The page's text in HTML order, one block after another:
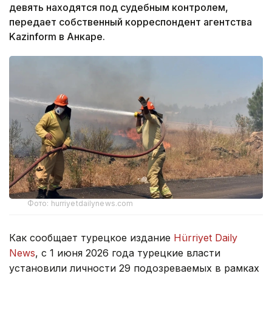
девять находятся под судебным контролем,
передает собственный корреспондент агентства
Kazinform в Анкаре.
Фото: hurriyetdailynews.com
Как сообщает турецкое издание Hürriyet Daily
News, с 1 июня 2026 года турецкие власти
установили личности 29 подозреваемых в рамках